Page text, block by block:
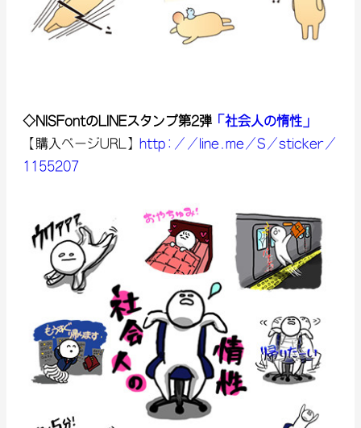
◇NISFontのLINEスタンプ第2弾 「社会人の惰性」
【購入ページURL】 http://line.me/S/sticker/
1155207